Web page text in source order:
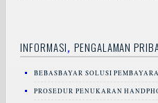
INFORMASI, PENGALAMAN
BEBASBAYAR SOLUSI
PROSEDUR PENUKARAN